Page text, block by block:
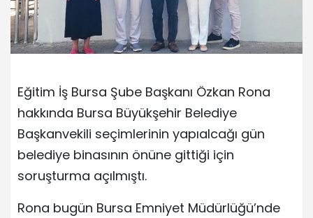
Eğitim İş Bursa Şube Başkanı Özkan Rona
hakkında Bursa Büyükşehir Belediye
Başkanvekili seçimlerinin yapıalcağı gün
belediye binasının önüne gittiği için
soruşturma açılmıştı.
Rona bugün Bursa Emniyet Müdürlüğü’nde